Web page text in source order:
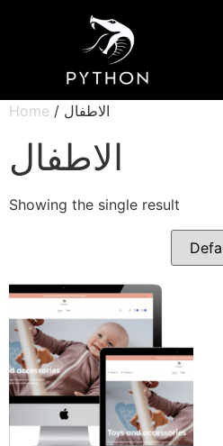
Home / الاطفال
الاطفال
Showing the single result